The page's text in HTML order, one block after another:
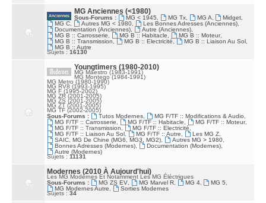
MG Anciennes (<1980)
Sous-Forums : MG < 1945 MG Tx, MG A Midget
MG C, Autres MG < 1980, Les Bonnes Adresses (anciennes),
Documentation (anciennes), Autre (Anciennes),
MG B :: Carrosserie
MG B :: Habitacle MG B :: Moteur,
MG B :: Transmission
MG B :: Electricité MG B :: Liaison Au Sol,
MG B :: Autre
Sujets : 16130
Youngtimers (1980-2010)
MG Maestro (1983-1991)
MG Montego (1984-1991)
MG Metro (1980-1990)
MG RV8 (1993-1995)
MG F (1995-2002)
MG ZR (2001-2005)
MG ZS (2001-2005)
MG ZT (2001-2005)
MG TF (2002-2005)
Sous-Forums :
Tutos Modernes, MG F/TF :: Modifications & Audio
MG F/TF :: Carrosserie
MG F/TF :: Habitacle MG F/TF :: Moteur,
MG F/TF :: Transmission
MG F/TF :: Electricité
MG F/TF :: Liaison Au Sol, MG F/TF :: Autre Les MG Z,
SAIC, MG De Chine (MG6, MG3, MG2), Autres MG > 1980,
Bonnes Adresses (modernes), Documentation (modernes),
Autre (Modernes)
Sujets : 11131
Modernes (2010 À Aujourd'hui)
Les MG Modernes Et Notamment Les MG Éléctriques
Sous-Forums :
MG ZS EV, MG Marvel R, MG 4, MG 5
MG Modernes Autre
Sorties Modernes
Sujets : 34